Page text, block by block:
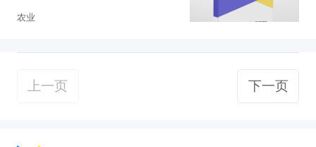
农业
上一页 下一页